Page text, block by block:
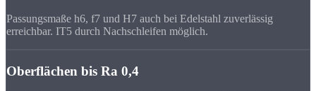
Passungsmaße h6, f7 und H7 auch bei Edelstahl zuverlässig
erreichbar. IT5 durch Nachschleifen möglich.
Oberflächen bis Ra 0,4